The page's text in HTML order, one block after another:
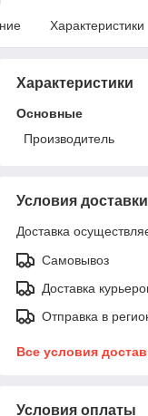
Характеристики
Характеристики
Основные
Производитель
Условия доставки
Доставка
Самовывоз
Доставка
Отправка в
Все условия
Условия оплаты